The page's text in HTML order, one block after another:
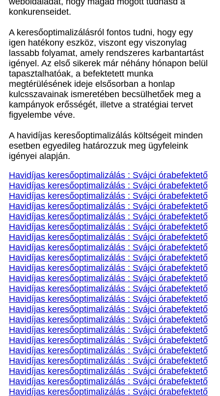
konkurenseidet.
A keresőoptimalizálásról fontos tudni, hogy egy
igen hatékony eszköz, viszont egy viszonylag
lassabb folyamat, amely rendszeres karbantartást
igényel. Az első sikerek már néhány hónapon belül
tapasztalhatóak, a befektetett munka
megtérülésének ideje elsősorban a honlap
kulcsszavainak ismeretében becsülhetőek meg a
kampányok erősségét, illetve a stratégiai tervet
figyelembe véve.
A havidíjas keresőoptimalizálás költségeit minden
esetben egyedileg határozzuk meg ügyfeleink
igényei alapján.
Havidíjas keresőoptimalizálás : Svájci órabefektető
Havidíjas keresőoptimalizálás : Svájci órabefektető
Havidíjas keresőoptimalizálás : Svájci órabefektető
Havidíjas keresőoptimalizálás : Svájci órabefektető
Havidíjas keresőoptimalizálás : Svájci órabefektető
Havidíjas keresőoptimalizálás : Svájci órabefektető
Havidíjas keresőoptimalizálás : Svájci órabefektető
Havidíjas keresőoptimalizálás : Svájci órabefektető
Havidíjas keresőoptimalizálás : Svájci órabefektető
Havidíjas keresőoptimalizálás : Svájci órabefektető
Havidíjas keresőoptimalizálás : Svájci órabefektető
Havidíjas keresőoptimalizálás : Svájci órabefektető
Havidíjas keresőoptimalizálás : Svájci órabefektető
Havidíjas keresőoptimalizálás : Svájci órabefektető
Havidíjas keresőoptimalizálás : Svájci órabefektető
Havidíjas keresőoptimalizálás : Svájci órabefektető
Havidíjas keresőoptimalizálás : Svájci órabefektető
Havidíjas keresőoptimalizálás : Svájci órabefektető
Havidíjas keresőoptimalizálás : Svájci órabefektető
Havidíjas keresőoptimalizálás : Svájci órabefektető
Havidíjas keresőoptimalizálás : Svájci órabefektető
Havidíjas keresőoptimalizálás : Svájci órabefektető